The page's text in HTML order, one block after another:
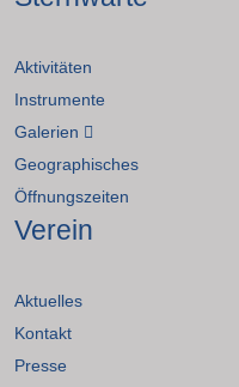
Aktivitäten
Instrumente
Galerien
Geographisches
Öffnungszeiten
Verein
Aktuelles
Kontakt
Presse